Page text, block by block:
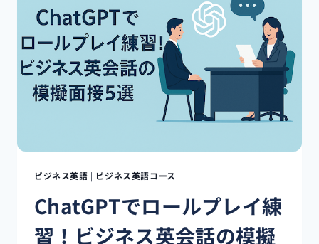
ネ
ス
英
語
入
門
｜
も
え
る
フ
ビジネス英語 | ビジネス英語コース
ChatGPTでロールプレイ練
習！ビジネス英会話の模擬